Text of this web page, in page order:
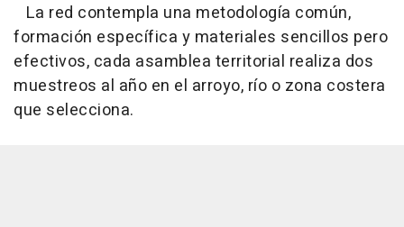
La red contempla una metodología común,
formación específica y materiales sencillos pero
efectivos, cada asamblea territorial realiza dos
muestreos al año en el arroyo, río o zona costera
que selecciona.